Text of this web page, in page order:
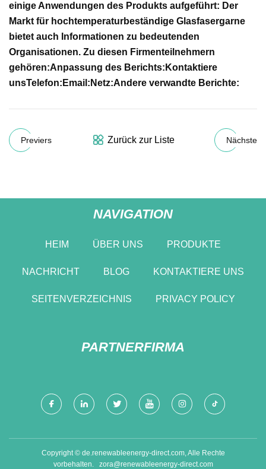
einige Anwendungen des Produkts aufgeführt: Der
Markt für hochtemperaturbeständige Glasfasergarne
bietet auch Informationen zu bedeutenden
Organisationen. Zu diesen Firmenteilnehmern
gehören:Anpassung des Berichts: Kontaktiere
unsTelefon: Email: Netz:Andere verwandte Berichte:
Previers Zurück zur Liste Nächste
NAVIGATION
HEIM ÜBER UNS PRODUKTE
NACHRICHT BLOG KONTAKTIERE UNS
SEITENVERZEICHNIS PRIVACY POLICY
PARTNERFIRMA
Copyright © de.renewableenergy-direct.com, Alle Rechte
vorbehalten. zora@renewableenergy-direct.com